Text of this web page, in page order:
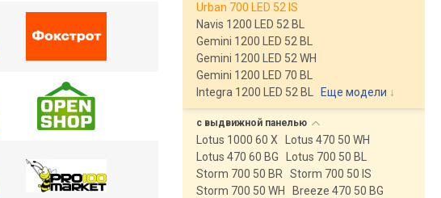
Urban 700 LED 52 IS
Navis 1200 LED 52 BL
Gemini 1200 LED 52 BL
Gemini 1200 LED 52 WH
Gemini 1200 LED 70 BL
Integra 1200 LED 52 BL
Еще модели ↓
с выдвижной панелью
Lotus 1000 60 X
Lotus 470 50 WH
Lotus 470 60 BG
Lotus 700 50 BL
Storm 700 50 BR
Storm 700 50 IS
Storm 700 50 WH
Breeze 470 50 BG